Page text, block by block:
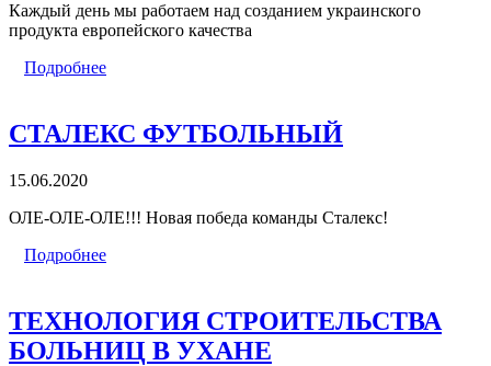
Каждый день мы работаем над созданием украинского
продукта европейского качества
Подробнее
СТАЛЕКС ФУТБОЛЬНЫЙ
15.06.2020
ОЛЕ-ОЛЕ-ОЛЕ!!! Новая победа команды Сталекс!
Подробнее
ТЕХНОЛОГИЯ СТРОИТЕЛЬСТВА
БОЛЬНИЦ В УХАНЕ